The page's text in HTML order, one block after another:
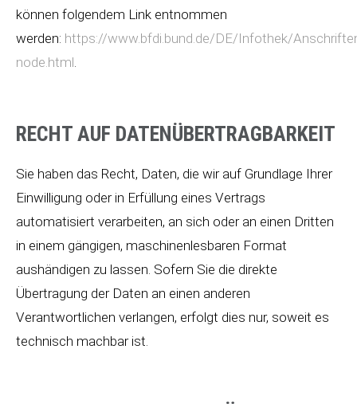
können folgendem Link entnommen
werden: https://www.bfdi.bund.de/DE/Infothek/
node.html.
RECHT AUF DATENÜBERTRAGBARKEIT
Sie haben das Recht, Daten, die wir auf Grundlage Ihrer
Einwilligung oder in Erfüllung eines Vertrags
automatisiert verarbeiten, an sich oder an einen Dritten
in einem gängigen, maschinenlesbaren Format
aushändigen zu lassen. Sofern Sie die direkte
Übertragung der Daten an einen anderen
Verantwortlichen verlangen, erfolgt dies nur, soweit es
technisch machbar ist.